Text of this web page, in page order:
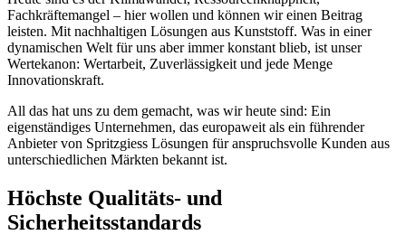
Fachkräftemangel – hier wollen und können wir einen Beitrag
leisten. Mit nachhaltigen Lösungen aus Kunststoff. Was in einer
dynamischen Welt für uns aber immer konstant blieb, ist unser
Wertekanon: Wertarbeit, Zuverlässigkeit und jede Menge
Innovationskraft.
All das hat uns zu dem gemacht, was wir heute sind: Ein
eigenständiges Unternehmen, das europaweit als ein führender
Anbieter von Spritzgiess Lösungen für anspruchsvolle Kunden aus
unterschiedlichen Märkten bekannt ist.
Höchste Qualitäts- und
Sicherheitsstandards